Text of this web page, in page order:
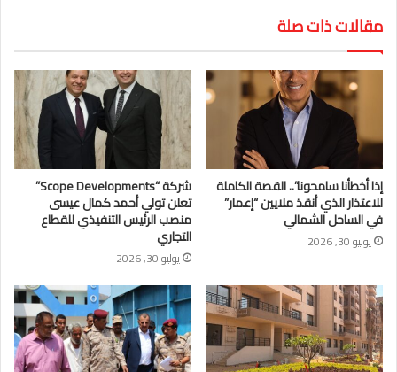
مقالات ذات صلة
إذا أخطأنا سامحونا”.. القصة الكاملة
للاعتذار الذي أنقذ ملايين “إعمار”
في الساحل الشمالي
يوليو 30, 2026
شركة “Scope Developments”
تعلن تولي أحمد كمال عيسى
منصب الرئيس التنفيذي للقطاع
التجاري
يوليو 30, 2026